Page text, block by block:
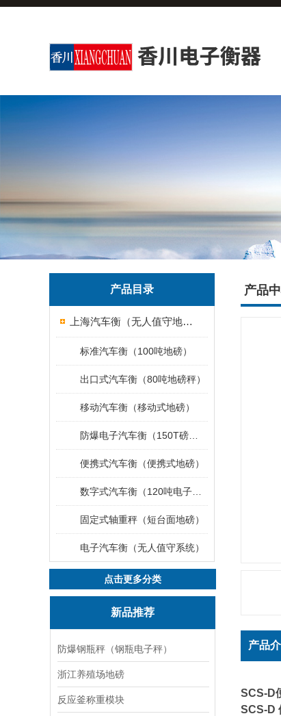
产品目录
上海汽车衡（无人值守地磅）
标准汽车衡（100吨地磅）
出口式汽车衡（80吨地磅秤）
移动汽车衡（移动式地磅）
便携式汽车衡（便携式地磅）
固定式轴重秤（短台面地磅）
电子汽车衡（无人值守系统）
点击更多分类
新品推荐
防爆钢瓶秤（钢瓶电子秤）
浙江养殖场地磅
反应釜称重模块
产品
产品介
SCS-D
SCS-D